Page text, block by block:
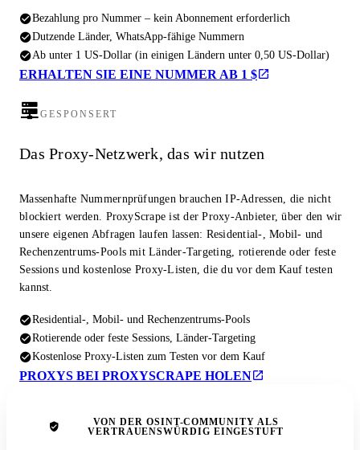
Bezahlung pro Nummer – kein Abonnement erforderlich
Dutzende Länder, WhatsApp-fähige Nummern
Ab unter 1 US-Dollar (in einigen Ländern unter 0,50 US-Dollar)
ERHALTEN SIE EINE NUMMER AB 1 $
GESPONSERT
Das Proxy-Netzwerk, das wir nutzen
Massenhafte Nummernprüfungen brauchen IP-Adressen, die nicht
blockiert werden. ProxyScrape ist der Proxy-Anbieter, über den wir
unsere eigenen Abfragen laufen lassen: Residential-, Mobil- und
Rechenzentrums-Pools mit Länder-Targeting, rotierende oder feste
Sessions und kostenlose Proxy-Listen, die du vor dem Kauf testen
kannst.
Residential-, Mobil- und Rechenzentrums-Pools
Rotierende oder feste Sessions, Länder-Targeting
Kostenlose Proxy-Listen zum Testen vor dem Kauf
PROXYS BEI PROXYSCRAPE HOLEN
VON DER OSINT-COMMUNITY ALS
VERTRAUENSWÜRDIG EINGESTUFT